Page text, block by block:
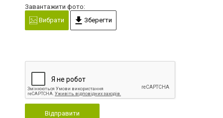
Завантажити фото:
Вибрати
Зберегти
Відправити